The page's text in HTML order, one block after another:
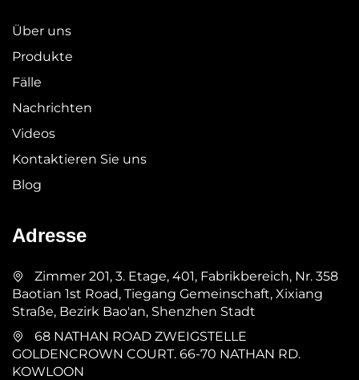
Über uns
Produkte
Fälle
Nachrichten
Videos
Kontaktieren Sie uns
Blog
Adresse
Zimmer 201, 3. Etage, 401, Fabrikbereich, Nr. 358
Baotian 1st Road, Tiegang Gemeinschaft, Xixiang
Straße, Bezirk Bao'an, Shenzhen Stadt
68 NATHAN ROAD ZWEIGSTELLE
GOLDENCROWN COURT. 66-70 NATHAN RD.
KOWLOON